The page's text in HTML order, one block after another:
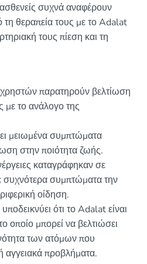
συχνά αναφέρουν
τη θεραπεία τους με το Adalat
τους πίεση και τη
παρατηρούν βελτίωση
με το ανάλογο της
μειωμένα συμπτώματα
στην ποιότητα ζωής.
καταγράφηκαν σε
συχνότερα συμπτώματα την
οίδηση.
ότι το Adalat είναι
οποίο μπορεί να βελτιώσει
των ατόμων που
προβλήματα.